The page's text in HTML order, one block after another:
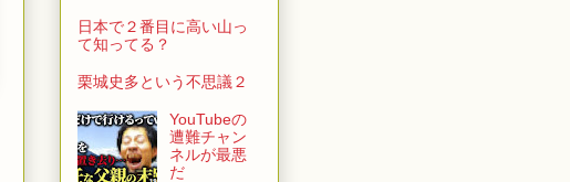
日本で２番目に高い山っ
て知ってる？
栗城史多という不思議２
YouTubeの
遭難チャン
ネルが最悪
だ